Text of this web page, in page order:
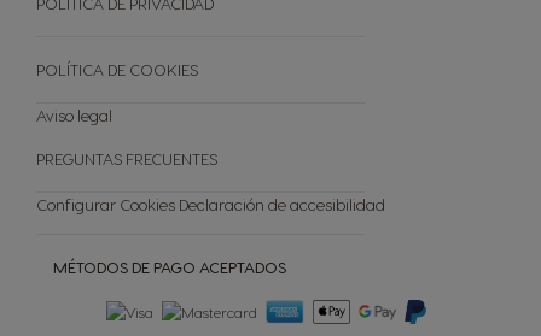
Tienda Exclusiva
MÉTODOS DE PAGO ACEPTADOS
POLÍTICA DE COOKIES
Aviso legal
PREGUNTAS FRECUENTES
Configurar Cookies Declaración de accesibilidad